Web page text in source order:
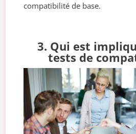
compatibilité de base.
3. Qui est
tests de